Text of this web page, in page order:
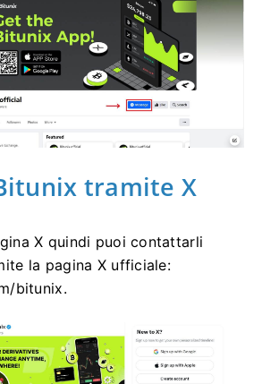
tramite X
X quindi puoi contattarli
la pagina X ufficiale:
bitunix.